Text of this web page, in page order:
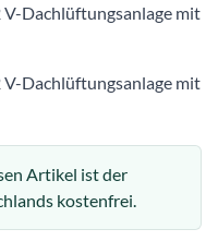
V-Dachlüftungsanlage mit
V-Dachlüftungsanlage mit
Artikel ist der
kostenfrei.